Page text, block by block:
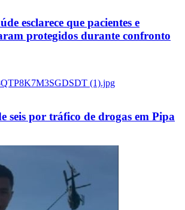
esclarece que pacientes e
protegidos durante confronto
seis por tráfico de drogas em Pipa